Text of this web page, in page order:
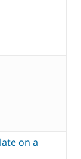
on a